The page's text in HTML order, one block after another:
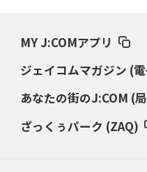
MY J:COMアプリ
ジェイコムマガジン (
あなたの街のJ:COM (
ざっくぅパーク (ZAQ)